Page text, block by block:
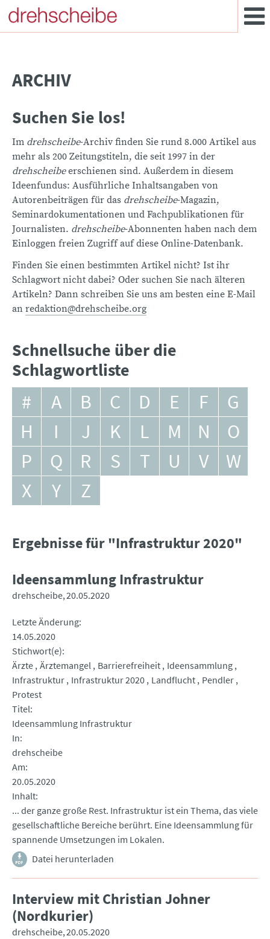
ARCHIV
Suchen Sie los!
Im drehscheibe-Archiv finden Sie rund 8.000 Artikel aus
mehr als 200 Zeitungstiteln, die seit 1997 in der
drehscheibeerschienen sind. Außerdem in diesem
Ideenfundus: Ausführliche Inhaltsangaben von
Autorenbeiträgen für das drehscheibe-Magazin,
Seminardokumentationen und Fachpublikationen für
Journalisten. drehscheibe-Abonnenten haben nach dem
Einloggen freien Zugriff auf diese Online-Datenbank.
Finden Sie einen bestimmten Artikel nicht? Ist ihr
Schlagwort nicht dabei? Oder suchen Sie nach älteren
Artikeln? Dann schreiben Sie uns am besten eine E-Mail
an redaktion@drehscheibe.org
Schnellsuche über die
Schlagwortliste
# A B C D E F
G
H
I J K L M N
O
P
Q R S T U V
W
X
Y Z
Ergebnisse für "Infrastruktur 2020"
Ideensammlung Infrastruktur
drehscheibe 20.05.2020
Letzte Änderung
14.05.2020
Stichwort(e)
Ärzte Ärztemangel Barrierefreiheit Ideensammlung
Infrastruktur Infrastruktur 2020 Landflucht Pendler
Protest
Titel
Ideensammlung Infrastruktur
In
drehscheibe
Am
20.05.2020
Inhalt
... der ganze große Rest. Infrastruktur ist ein Thema, das viele
gesellschaftliche Bereiche berührt. Eine Ideensammlung für
spannende Umsetzungen im Lokalen.
Datei herunterladen
Interview mit Christian Johner
(Nordkurier)
drehscheibe 20.05.2020